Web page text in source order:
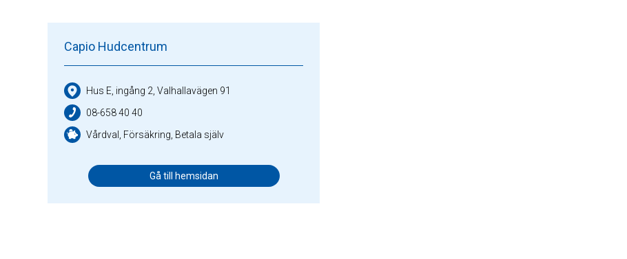
Capio Hudcentrum
Hus E, ingång 2, Valhallavägen 91
08-658 40 40
Vårdval, Försäkring, Betala själv
Gå till hemsidan